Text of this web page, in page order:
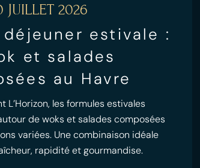
JUILLET 2026
déjeuner estivale :
et salades
au Havre
L’Horizon, les formules estivales
de woks et salades composées
variées. Une combinaison idéale
rapidité et gourmandise.